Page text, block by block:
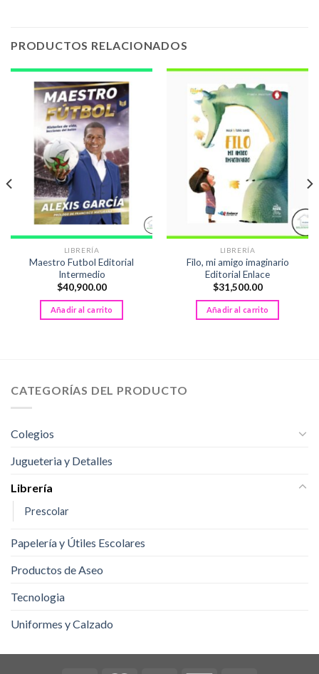
PRODUCTOS RELACIONADOS
LIBRERÍA
Maestro Futbol Editorial
Intermedio
$40,900.00
Añadir al carrito
LIBRERÍA
Filo, mi amigo imaginario
Editorial Enlace
$31,500.00
Añadir al carrito
CATEGORÍAS DEL PRODUCTO
Colegios
Jugueteria y Detalles
Librería
Prescolar
Papelería y Útiles Escolares
Productos de Aseo
Tecnologia
Uniformes y Calzado